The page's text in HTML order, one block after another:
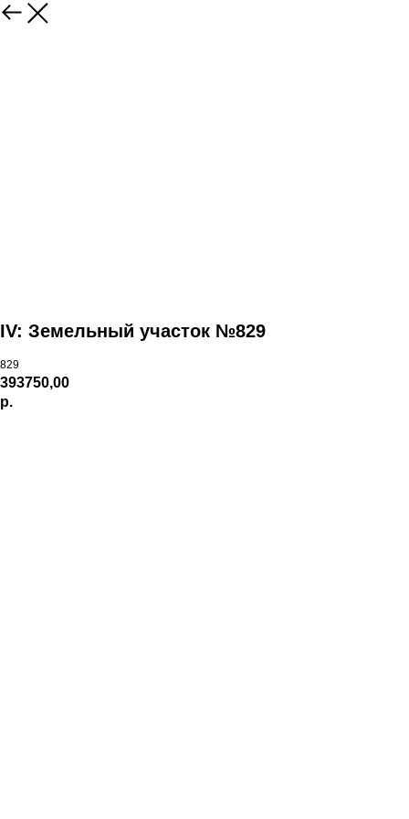
IV: Земельный участок №829
829
393750,00
р.